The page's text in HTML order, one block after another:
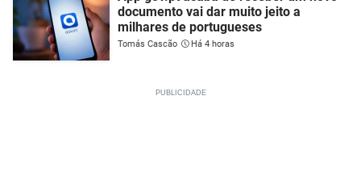
documento vai dar muito jeito a
milhares de portugueses
Tomás Cascão Há 4 horas